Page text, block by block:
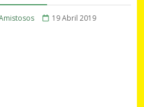
19 Abril 2019